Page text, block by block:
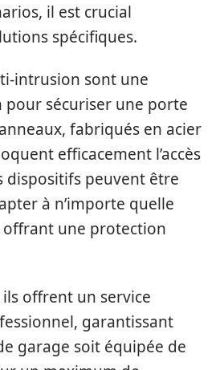
il est crucial
spécifiques.
intrusion sont une
pour sécuriser une porte
fabriqués en acier
efficacement l’accès
dispositifs peuvent être
à n’importe quelle
une protection
ils offrent un service
garantissant
garage soit équipée de